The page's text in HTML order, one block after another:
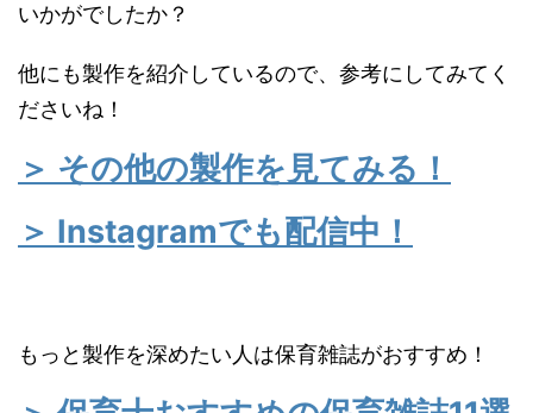
いかがでしたか？
他にも製作を紹介しているので、参考にしてみてく
ださいね！
＞ その他の製作を見てみる！
＞ Instagramでも配信中！
もっと製作を深めたい人は保育雑誌がおすすめ！